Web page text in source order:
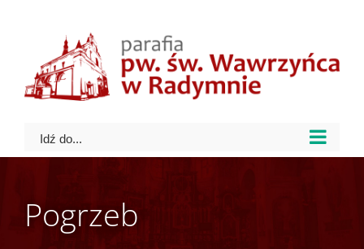
Idź do...
Pogrzeb